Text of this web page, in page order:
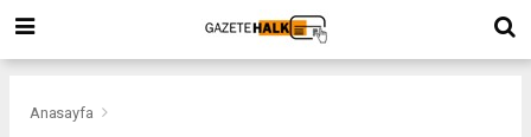
Anasayfa